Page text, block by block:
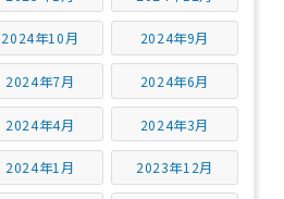
2024年10月 2024年9月
2024年7月 2024年6月
2024年4月 2024年3月
2024年1月 2023年12月